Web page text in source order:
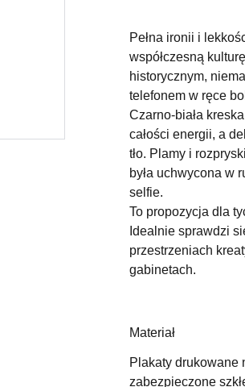
Pełna ironii i
współczesną
historycznym,
telefonem w ręce
Czarno-biała
całości energii, a
tło. Plamy i
była uchwycona w
selfie.
To propozycja dla
Idealnie sprawdzi
przestrzeniach
gabinetach.
Materiał
Plakaty drukowane
zabezpieczone